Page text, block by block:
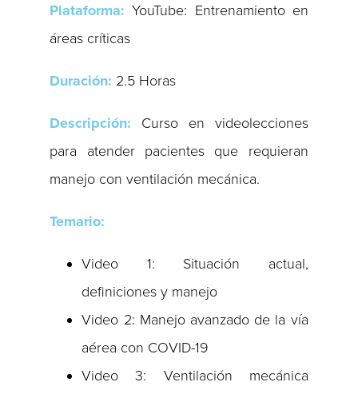
Plataforma: YouTube: Entrenamiento en
áreas críticas
Duración: 2.5 Horas
Descripción: Curso en videolecciones
para atender pacientes que requieran
manejo con ventilación mecánica.
Temario:
Video 1: Situación actual,
definiciones y manejo
Video 2: Manejo avanzado de la vía
aérea con COVID-19
Video 3: Ventilación mecánica